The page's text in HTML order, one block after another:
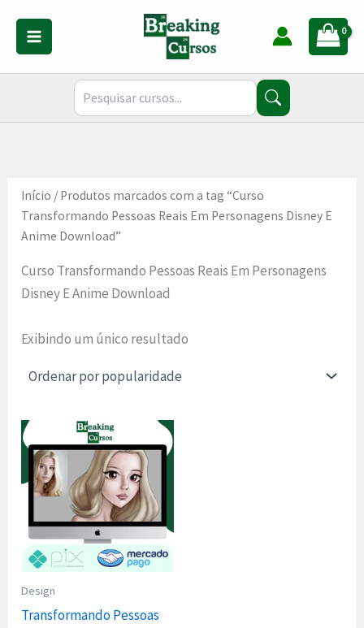
conteúdo
Início / Produtos marcados com a tag “Curso
Transformando Pessoas Reais Em Personagens Disney E
Anime Download”
Curso Transformando Pessoas Reais Em Personagens
Disney E Anime Download
Exibindo um único resultado
Design
Transformando Pessoas